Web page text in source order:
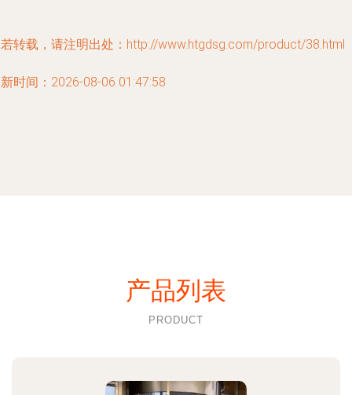
转载，请注明出处：http://www.htgdsg.com/product/38.html
时间：2026-08-06 01:47:58
产品列表
PRODUCT